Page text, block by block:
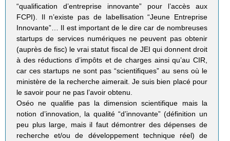
“qualification d’entreprise innovante” pour l’accès aux
FCPI). Il n’existe pas de labellisation “Jeune Entreprise
Innovante”… Il est important de le dire car de nombreuses
startups de services numériques ne peuvent pas obtenir
(auprès de fisc) le vrai statut fiscal de JEI qui donnent droit
à des réductions d’impôts et de charges ainsi qu’au CIR,
car ces startups ne sont pas “scientifiques” au sens où le
ministère de la recherche aimerait. Je suis bien placé pour
le savoir pour ne pas l’avoir obtenu.
Oséo ne qualifie pas la dimension scientifique mais la
notion d’innovation, la qualité “d’innovante” (définition un
peu plus large, mais il faut démontrer des dépenses de
recherche et/ou de développement technique réel) de